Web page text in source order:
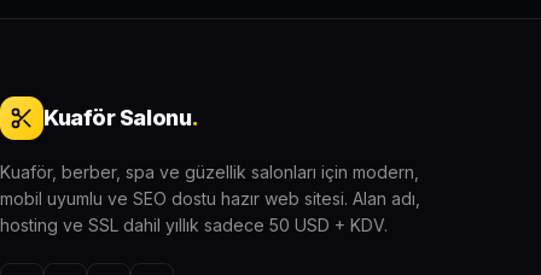
Kuaför Salonu.
Kuaför, berber, spa ve güzellik salonları için modern,
mobil uyumlu ve SEO dostu hazır web sitesi. Alan adı,
hosting ve SSL dahil yıllık sadece 50 USD + KDV.